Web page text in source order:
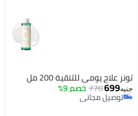
تونر علاج يومي للتنقية 200 مل
جنيه699
770 خصم 9%
توصيل مجاني
توصيل مجاني